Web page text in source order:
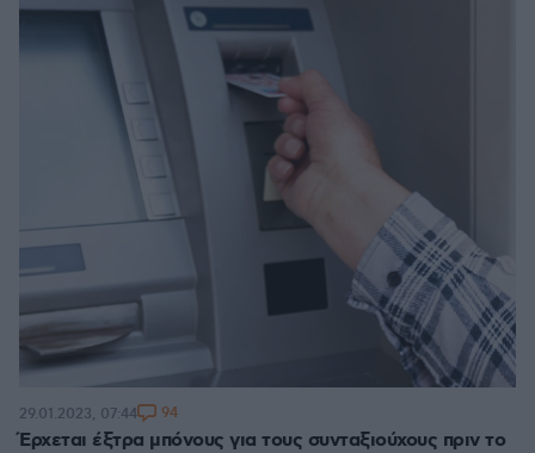
Έρχεται έξτρα μπόνους για τους συνταξιούχους πριν το
29.01.2023, 07:44 94